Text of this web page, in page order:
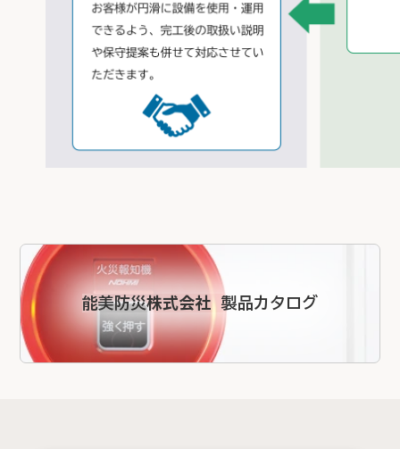
能美防災株式会社 製品カタログ